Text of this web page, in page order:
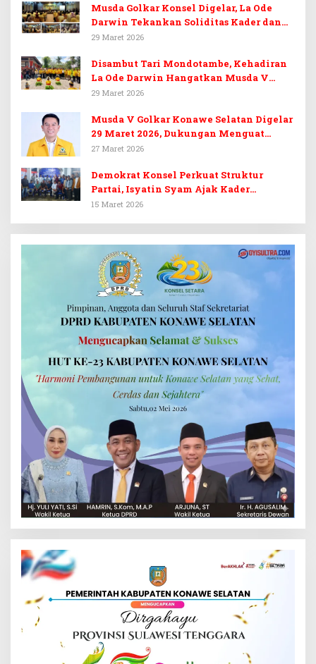
Musda Golkar Konsel Digelar, La Ode
Darwin Tekankan Soliditas Kader dan
Target 14 Kursi DPRD Konawe Selatan
29 Maret 2026
Disambut Tari Mondotambe, Kehadiran
La Ode Darwin Hangatkan Musda V
Golkar Konsel
29 Maret 2026
Musda V Golkar Konawe Selatan Digelar
29 Maret 2026, Dukungan Menguat
untuk Irham Kalenggo
27 Maret 2026
Demokrat Konsel Perkuat Struktur
Partai, Isyatin Syam Ajak Kader
Kembalikan Kejayaan
15 Maret 2026